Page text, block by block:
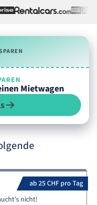
Mietwagen
ab 25 CHF pro Tag
nicht!